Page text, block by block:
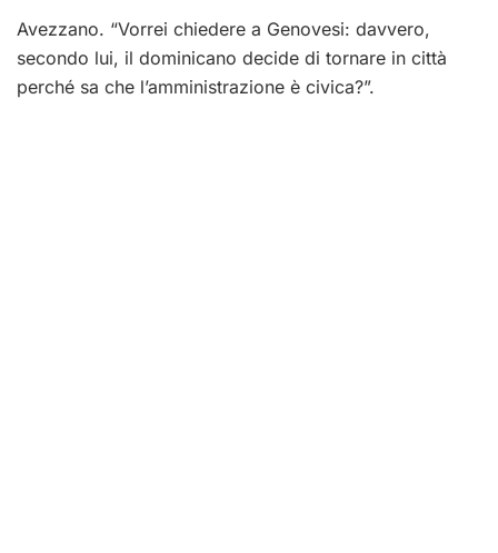
Avezzano. “Vorrei chiedere a Genovesi: davvero,
secondo lui, il dominicano decide di tornare in città
perché sa che l’amministrazione è civica?”.